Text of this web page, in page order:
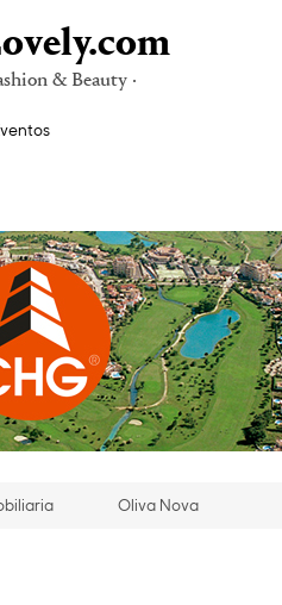
& Beauty ·
Oliva Nova